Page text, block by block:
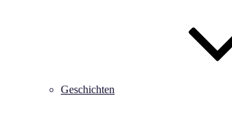
Geschichten